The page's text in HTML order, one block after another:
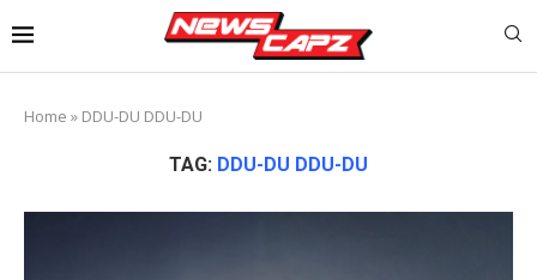
Home » DDU-DU DDU-DU
TAG: DDU-DU DDU-DU